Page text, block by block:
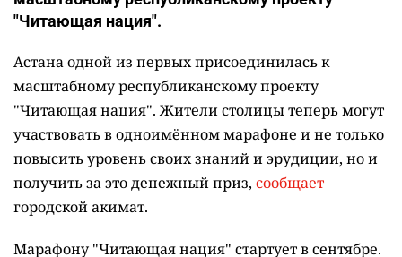
"Читающая нация".
Астана одной из первых присоединилась к
масштабному республиканскому проекту
"Читающая нация". Жители столицы теперь могут
участвовать в одноимённом марафоне и не только
повысить уровень своих знаний и эрудиции, но и
получить за это денежный приз, сообщает
городской акимат.
Марафону "Читающая нация" стартует в сентябре.